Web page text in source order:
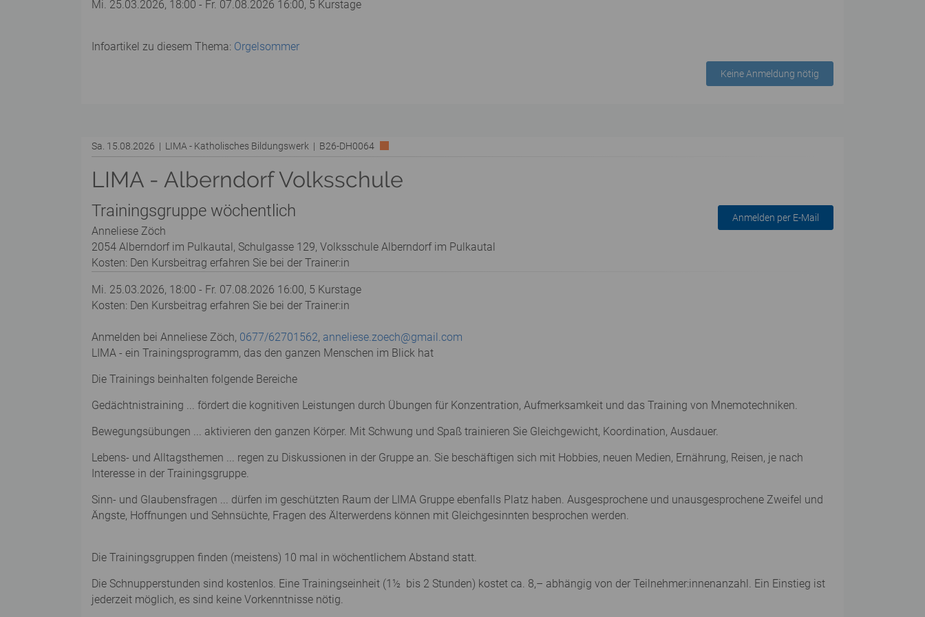
Mi. 25.03.2026, 18:00 - Fr. 07.08.2026 16:00, 5 Kurstage
Infoartikel zu diesem Thema: Orgelsommer
Keine Anmeldung nötig
Sa. 15.08.2026 | LIMA - Katholisches Bildungswerk | B26-DH0064
LIMA - Alberndorf Volksschule
Trainingsgruppe wöchentlich
Anneliese Zöch
2054 Alberndorf im Pulkautal, Schulgasse 129, Volksschule Alberndorf im Pulkautal
Kosten: Den Kursbeitrag erfahren Sie bei der Trainer:in
Anmelden per E-Mail
Mi. 25.03.2026, 18:00 - Fr. 07.08.2026 16:00, 5 Kurstage
Kosten: Den Kursbeitrag erfahren Sie bei der Trainer:in
Anmelden bei Anneliese Zöch, 0677/62701562, anneliese.zoech@gmail.com
LIMA - ein Trainingsprogramm, das den ganzen Menschen im Blick hat
Die Trainings beinhalten folgende Bereiche
Gedächtnistraining ... fördert die kognitiven Leistungen durch Übungen für Konzentration, Aufmerksamkeit und das Training von Mnemotechniken.
Bewegungsübungen ... aktivieren den ganzen Körper. Mit Schwung und Spaß trainieren Sie Gleichgewicht, Koordination, Ausdauer.
Lebens- und Alltagsthemen ... regen zu Diskussionen in der Gruppe an. Sie beschäftigen sich mit Hobbies, neuen Medien, Ernährung, Reisen, je nach
Interesse in der Trainingsgruppe.
Sinn- und Glaubensfragen ... dürfen im geschützten Raum der LIMA Gruppe ebenfalls Platz haben. Ausgesprochene und unausgesprochene Zweifel und
Ängste, Hoffnungen und Sehnsüchte, Fragen des Älterwerdens können mit Gleichgesinnten besprochen werden.
Die Trainingsgruppen finden (meistens) 10 mal in wöchentlichem Abstand statt.
Die Schnupperstunden sind kostenlos. Eine Trainingseinheit (1½ bis 2 Stunden) kostet ca. 8,– abhängig von der Teilnehmer:innenanzahl. Ein Einstieg ist
jederzeit möglich, es sind keine Vorkenntnisse nötig.